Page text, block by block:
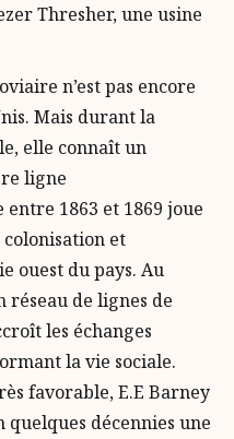
Thresher, une usine
n’est pas encore
Mais durant la
elle connaît un
ligne
1863 et 1869 joue
et
ouest du pays. Au
réseau de lignes de
les échanges
la vie sociale.
favorable, E.E Barney
quelques décennies une